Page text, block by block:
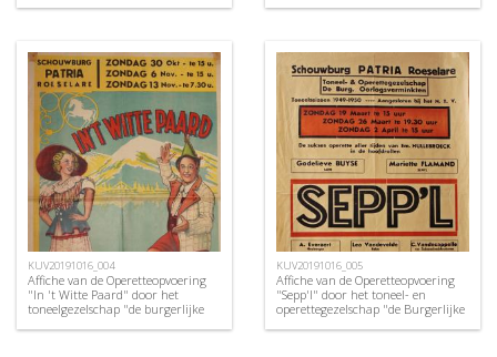
KUV20191016_004
Affiche van de Operetteopvoering
"In 't Witte Paard" door het
toneelgezelschap "de burgerlijke
KUV20191016_005
Affiche van de Operetteopvoering
"Sepp'l" door het toneel- en
operettegezelschap "de Burgerlijke